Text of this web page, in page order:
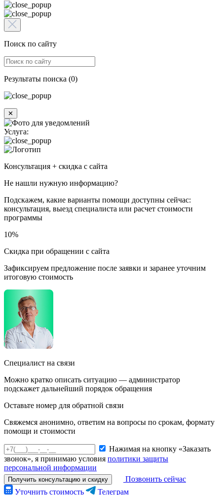
Поиск по сайту
Результаты поиска (0)
✕
Услуга:
Консультация + скидка с сайта
Не нашли нужную информацию?
Подскажем, какие варианты помощи доступны сейчас:
консультация, выезд специалиста или расчет стоимости
программы
10%
Скидка при обращении с сайта
Зафиксируем предложение после заявки и заранее уточним
итоговую стоимость
Специалист на связи
Можно кратко описать ситуацию — администратор
подскажет дальнейший порядок обращения
Оставьте номер для обратной связи
Свяжемся анонимно, ответим на вопросы по срокам, формату
помощи и стоимости
Нажимая на кнопку «Заказать
звонок», я принимаю условия политики защиты
персональной информации
Получить консультацию и скидку
Позвонить сейчас
Уточнить стоимость
Телеграм